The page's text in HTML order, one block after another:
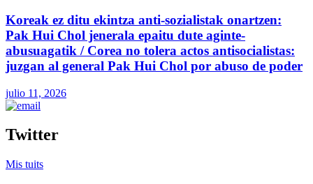
Koreak ez ditu ekintza anti-sozialistak onartzen:
Pak Hui Chol jenerala epaitu dute aginte-
abusuagatik / Corea no tolera actos antisocialistas:
juzgan al general Pak Hui Chol por abuso de poder
julio 11, 2026
Twitter
Mis tuits